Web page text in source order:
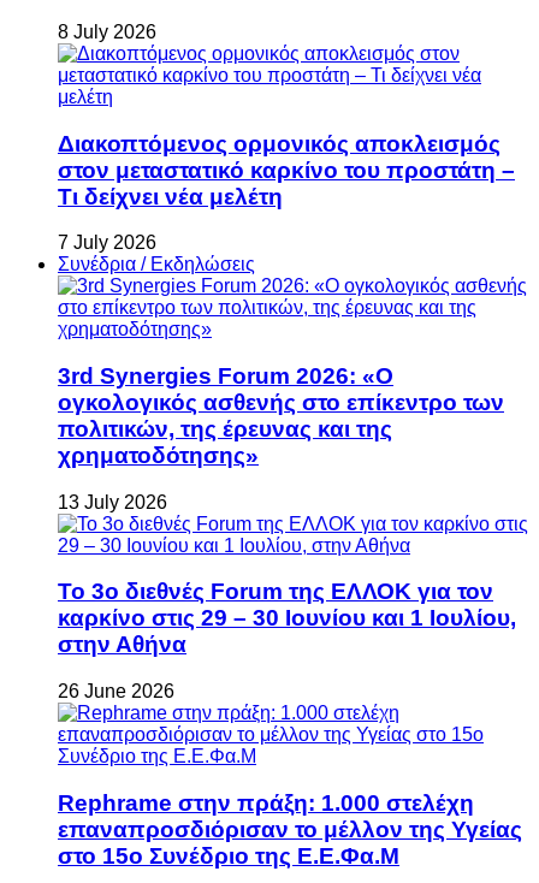
8 July 2026
Διακοπτόμενος ορμονικός αποκλεισμός
στον μεταστατικό καρκίνο του προστάτη –
Τι δείχνει νέα μελέτη
7 July 2026
Συνέδρια / Εκδηλώσεις
3rd Synergies Forum 2026: «Ο
ογκολογικός ασθενής στο επίκεντρο των
πολιτικών, της έρευνας και της
χρηματοδότησης»
13 July 2026
Το 3ο διεθνές Forum της ΕΛΛΟΚ για τον
καρκίνο στις 29 – 30 Ιουνίου και 1 Ιουλίου,
στην Αθήνα
26 June 2026
Rephrame στην πράξη: 1.000 στελέχη
επαναπροσδιόρισαν το μέλλον της Υγείας
στο 15ο Συνέδριο της Ε.Ε.Φα.Μ